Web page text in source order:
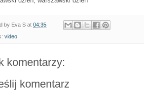
by Eva S at 04:35
video
komentarzy:
komentarz